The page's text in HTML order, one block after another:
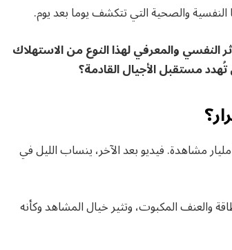
والصحية التي تتكشف يوما بعد يوم.
والمعرفي لهذا النوع من الاستهلاك
مستقبل الأجيال القادمة؟
وفقًا للإحصائيات، حصدت فيديوهات تنظيف السجاد وحدها 90 مليار مشاهدة. فيديو بعد الآخر، ينساب الليل في
والعنف المكبوت، وتثير خيال المشاهد وكأنه